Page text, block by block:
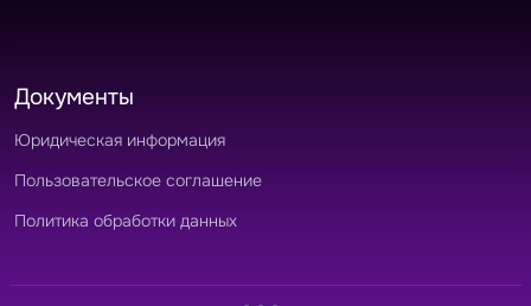
Документы
Юридическая информация
Пользовательское соглашение
Политика обработки данных